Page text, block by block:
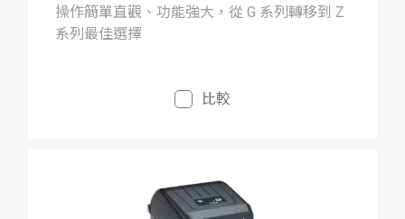
操作簡單直觀、功能強大，從 G 系列轉移到 Z
系列最佳選擇
比較